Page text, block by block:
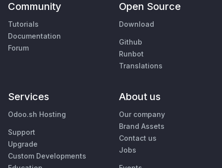
Community
Tutorials
Documentation
Forum
Open Source
Download
Github
Runbot
Translations
Services
Odoo.sh Hosting
Support
Upgrade
Custom Developments
About us
Our company
Brand Assets
Contact us
Jobs